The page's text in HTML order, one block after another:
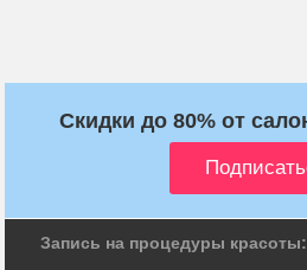
Скидки до 80% от
Запись на процедуры красоты: